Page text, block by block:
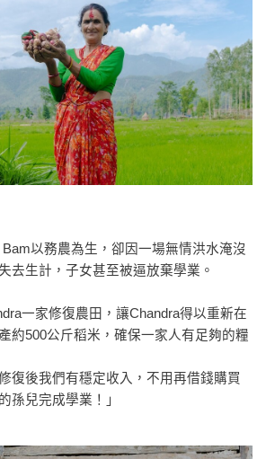
以務農為生，卻因一場無情洪水淹沒
去生計，子女甚至被逼放棄學業。
一家修復農田，讓Chandra得以重新在
約500公斤稻米，確保一家人有足夠的糧
復後我們有穩定收入，不用再借錢購買
孫兒完成學業！」